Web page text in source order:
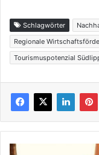
Schlagwörter
Regionale
Tourismuspotenzial
Vereine